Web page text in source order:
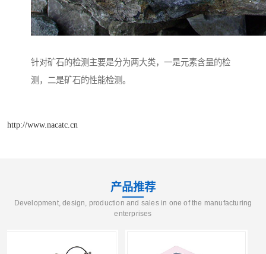
针对矿石的检测主要是分为两大类，一是元素含量的检
测，二是矿石的性能检测。
http://www.nacatc.cn
产品推荐
Development, design, production and sales in one of the manufacturing
enterprises